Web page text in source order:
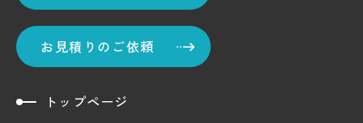
お見積りのご依頼
トップページ